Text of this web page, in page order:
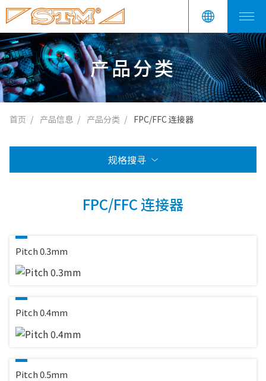
产品分类
首页 产品信息 产品分类 FPC/FFC 连接器
规格搜寻
FPC/FFC 连接器
Pitch 0.3mm
Pitch 0.4mm
Pitch 0.5mm